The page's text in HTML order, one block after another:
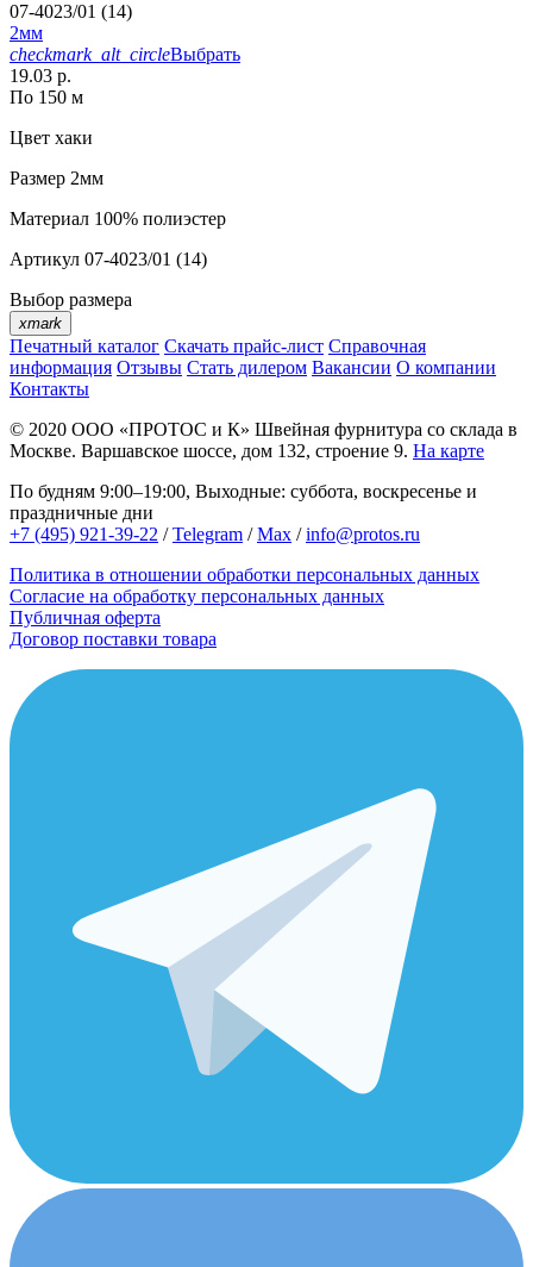
07-4023/01 (14)
2мм
checkmark_alt_circleВыбрать
19.03 р.
По 150 м
Цвет хаки
Размер 2мм
Материал 100% полиэстер
Артикул 07-4023/01 (14)
Выбор размера
xmark
Печатный каталог Скачать прайс-лист Справочная
информация Отзывы Стать дилером Вакансии О компании
Контакты
© 2020 ООО «ПРОТОС и К» Швейная фурнитура со склада в
Москве. Варшавское шоссе, дом 132, строение 9. На карте
По будням 9:00–19:00, Выходные: суббота, воскресенье и
праздничные дни
+7 (495) 921-39-22 /Telegram /Max /info@protos.ru
Политика в отношении обработки персональных данных
Согласие на обработку персональных данных
Публичная оферта
Договор поставки товара